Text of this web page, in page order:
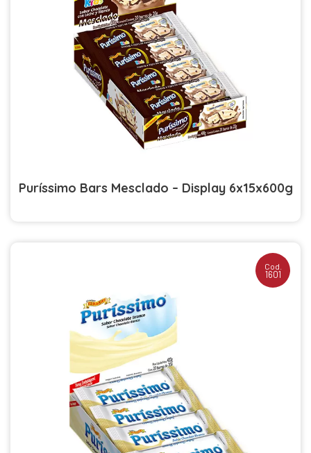
Puríssimo Bars Mesclado – Display 6x15x600g
Cod.
1601